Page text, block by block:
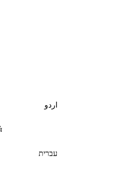
اردو
עברית